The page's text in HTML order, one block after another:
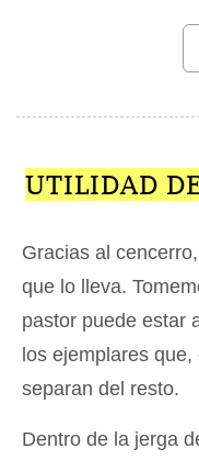
UTILIDAD
Gracias al
que lo lleva.
pastor puede estar
los ejemplares
separan del resto.
Dentro de la jerga